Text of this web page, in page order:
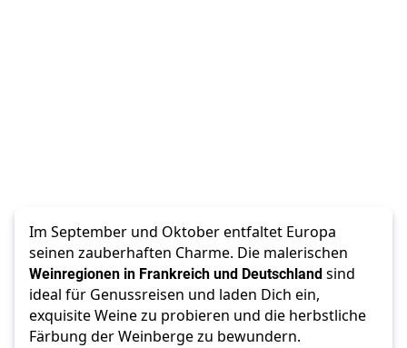
Im September und Oktober entfaltet Europa
Weinregionen in Frankreich und Deutschland sind
ideal für Genussreisen und laden Dich ein,
exquisite Weine zu probieren und die herbstliche
Färbung der Weinberge zu bewundern.